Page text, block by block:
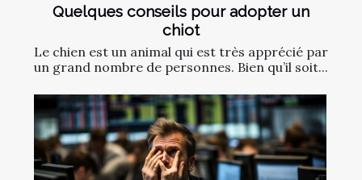
Quelques conseils pour adopter un
chiot
Le chien est un animal qui est très apprécié par
un grand nombre de personnes. Bien qu’il soit...